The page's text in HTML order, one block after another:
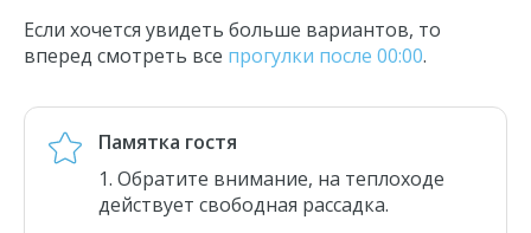
Если хочется увидеть больше вариантов, то
вперед смотреть все прогулки после 00:00.
Памятка гостя
Обратите внимание, на теплоходе
действует свободная рассадка.